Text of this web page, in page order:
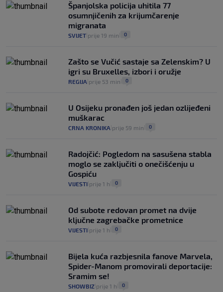
Španjolska policija uhitila 77
osumnjičenih za krijumčarenje
migranata
SVIJET prije 19 min 0
Zašto se Vučić sastaje sa Zelenskim? U
igri su Bruxelles, izbori i oružje
REGIJA prije 53 min 0
U Osijeku pronađen još jedan ozlijeđeni
muškarac
CRNA KRONIKA prije 59 min 0
Radojčić: Pogledom na sasušena stabla
moglo se zaključiti o onečišćenju u
Gospiću
VIJESTI prije 1 h 0
Od subote redovan promet na dvije
ključne zagrebačke prometnice
VIJESTI prije 1 h 0
Bijela kuća razbjesnila fanove Marvela,
Spider-Manom promovirali deportacije:
Sramim se!
SHOWBIZ prije 1 h 0